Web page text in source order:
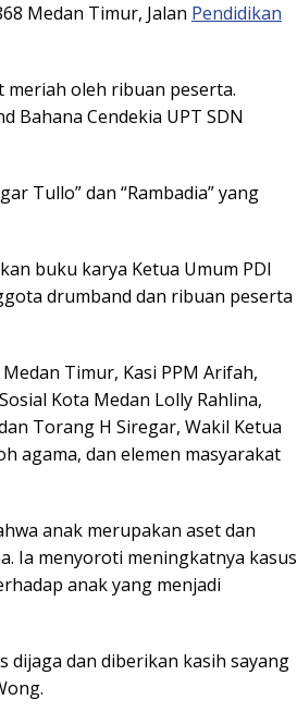
Medan Timur, Jalan Pendidikan
meriah oleh ribuan peserta.
Bahana Cendekia UPT SDN
Tullo” dan “Rambadia” yang
buku karya Ketua Umum PDI
drumband dan ribuan peserta
Timur, Kasi PPM Arifah,
Kota Medan Lolly Rahlina,
Torang H Siregar, Wakil Ketua
agama, dan elemen masyarakat
anak merupakan aset dan
Ia menyoroti meningkatnya kasus
anak yang menjadi
dijaga dan diberikan kasih sayang